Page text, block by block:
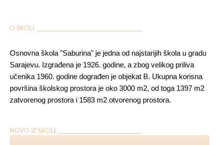
O ŠKOLI ___________________________________________
Osnovna škola "Saburina" je jedna od najstarijih škola u gradu
Sarajevu. Izgrađena je 1926. godine, a zbog velikog priliva
učenika 1960. godine dograđen je objekat B. Ukupna korisna
površina školskog prostora je oko 3000 m2, od toga 1397 m2
zatvorenog prostora i 1583 m2 otvorenog prostora.
NOVO IZ ŠKOLE __________________________________